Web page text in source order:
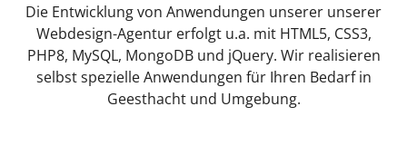
Die Entwicklung von Anwendungen unserer unserer
Webdesign-Agentur erfolgt u.a. mit HTML5, CSS3,
PHP8, MySQL, MongoDB und jQuery. Wir realisieren
selbst spezielle Anwendungen für Ihren Bedarf in
Geesthacht und Umgebung.